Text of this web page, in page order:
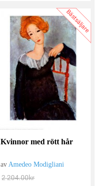
Bästsäljare
Kvinnor med rött hår
av Amedeo Modigliani
2 204.00kr